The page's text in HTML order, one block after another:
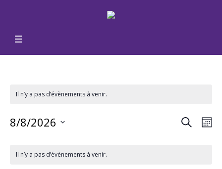
Il n’y a pas d’évènements à venir.
8/8/2026
date.
Il n’y a pas d’évènements à venir.